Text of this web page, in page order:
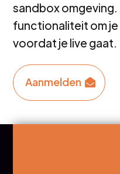
sandbox
functionaliteit om
voordat je live gaat.
Aanmelden